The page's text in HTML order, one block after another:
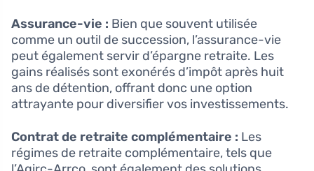
Assurance-vie : Bien que souvent utilisée
comme un outil de succession, l’assurance-vie
peut également servir d’épargne retraite. Les
gains réalisés sont exonérés d’impôt après huit
ans de détention, offrant donc une option
attrayante pour diversifier vos investissements.
Contrat de retraite complémentaire : Les
régimes de retraite complémentaire, tels que